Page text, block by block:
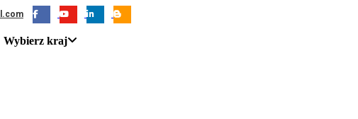
Wybierz kraj